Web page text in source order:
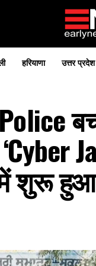
हरियाणा उत्तर प्रदेश
शुरू हुआ